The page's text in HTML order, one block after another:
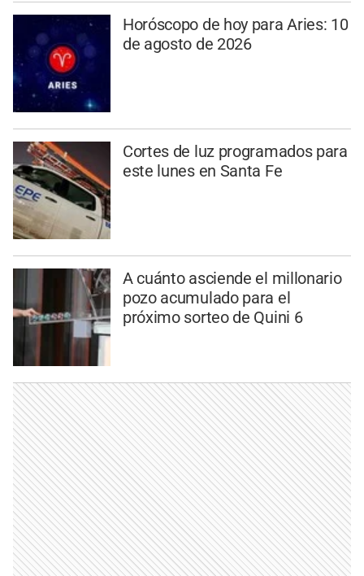
Horóscopo de hoy para Aries: 10
de agosto de 2026
Cortes de luz programados para
este lunes en Santa Fe
A cuánto asciende el millonario
pozo acumulado para el
próximo sorteo de Quini 6